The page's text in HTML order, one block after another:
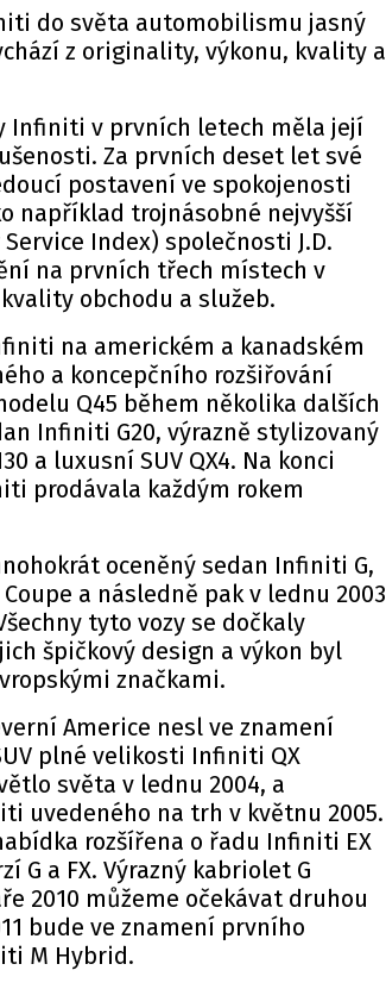
do světa automobilismu jasný
z originality, výkonu, kvality a
Infiniti v prvních letech měla její
Za prvních deset let své
postavení ve spokojenosti
například trojnásobné nejvyšší
Index) společnosti J.D.
na prvních třech místech v
obchodu a služeb.
na americkém a kanadském
a koncepčního rozšiřování
Q45 během několika dalších
Infiniti G20, výrazně stylizovaný
a luxusní SUV QX4. Na konci
prodávala každým rokem
oceněný sedan Infiniti G,
a následně pak v lednu 2003
tyto vozy se dočkaly
špičkový design a výkon byl
značkami.
Americe nesl ve znamení
plné velikosti Infiniti QX
světa v lednu 2004, a
uvedeného na trh v květnu 2005.
rozšířena o řadu Infiniti EX
G a FX. Výrazný kabriolet G
2010 můžeme očekávat druhou
bude ve znamení prvního
M Hybrid.